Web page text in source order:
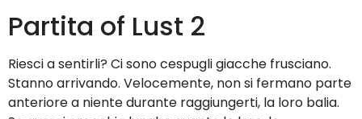
Partita of Lust 2
Riesci a sentirli? Ci sono cespugli giacche frusciano.
Stanno arrivando. Velocemente, non si fermano parte
anteriore a niente durante raggiungerti, la loro balia.